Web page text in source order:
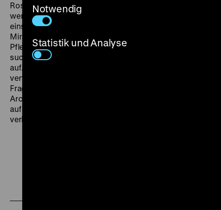
Rossius ihre eigene Familiengeschichte auf. Erzählt
werden die Lebenswege von Sou-Yen Kims Vater, der
einst in Herzogenrath im Bergbau tätig war, und von
Miriam Rossius‘ Mutter, die in Neukölln in einem
Pflegeheim arbeitete. Einer Parallelbewegung gleich
suchen die Regisseurinnen die Orte der Vergangenheit
auf. Sie berichten von der Geschichte ihrer Eltern und
verfolgen diese zurück bis nach Südkorea. Neue
Fragen tauchen auf, Missverständnisse treten zutage,
Archivbilder werden entdeckt. Sie legen intime Blicke
auf die Eltern frei, die bis dahin nicht möglich oder
verborgen geblieben waren. (ejk)
Notwendig
Statistik und Analyse